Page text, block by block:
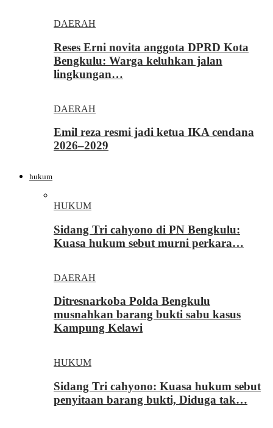
DAERAH
Reses Erni novita anggota DPRD Kota
Bengkulu: Warga keluhkan jalan
lingkungan…
DAERAH
Emil reza resmi jadi ketua IKA cendana
2026–2029
hukum
HUKUM
Sidang Tri cahyono di PN Bengkulu:
Kuasa hukum sebut murni perkara…
DAERAH
Ditresnarkoba Polda Bengkulu
musnahkan barang bukti sabu kasus
Kampung Kelawi
HUKUM
Sidang Tri cahyono: Kuasa hukum sebut
penyitaan barang bukti, Diduga tak…